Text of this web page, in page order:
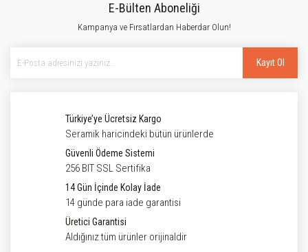
E-Bülten Aboneliği
Kampanya ve Fırsatlardan Haberdar Olun!
Kayıt Ol
Türkiye’ye Ücretsiz Kargo
Seramik haricindeki bütün ürünlerde
Güvenli Ödeme Sistemi
256 BIT SSL Sertifika
14 Gün İçinde Kolay İade
14 günde para iade garantisi
Üretici Garantisi
Aldığınız tüm ürünler orijinaldir